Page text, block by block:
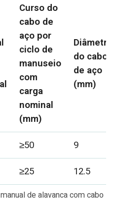
Curso do
cabo de
aço por
ciclo de
manuseio
com
carga
nominal
(mm)
Diâmetro
do cabo
de aço
(mm)
≥50
9
≥25 12.5
de alavanca com cabo